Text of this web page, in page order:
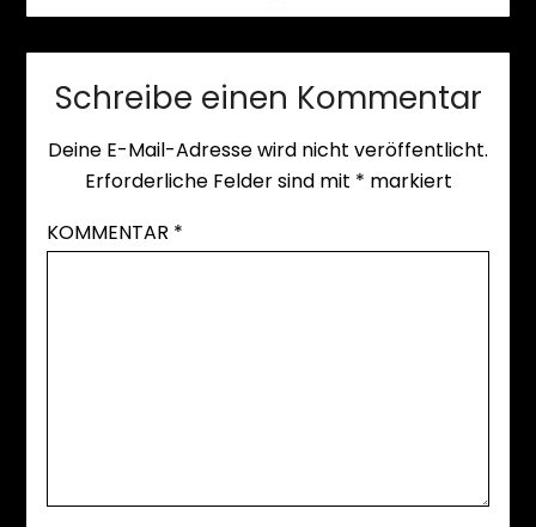
Schreibe einen Kommentar
Deine E-Mail-Adresse wird nicht veröffentlicht.
Erforderliche Felder sind mit * markiert
KOMMENTAR *